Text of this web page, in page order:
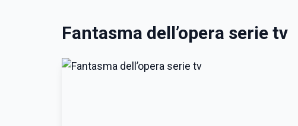
Fantasma dell’opera serie tv